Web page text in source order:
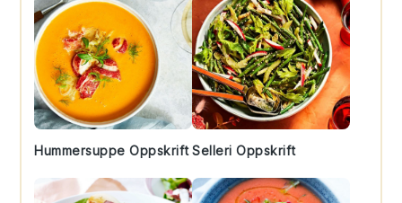
Hummersuppe OppskriftSelleri Oppskrift